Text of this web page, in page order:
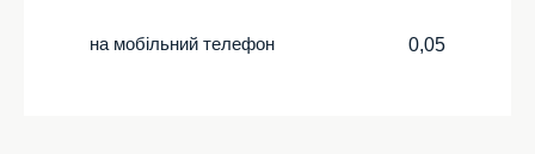
на мобільний телефон 0,05